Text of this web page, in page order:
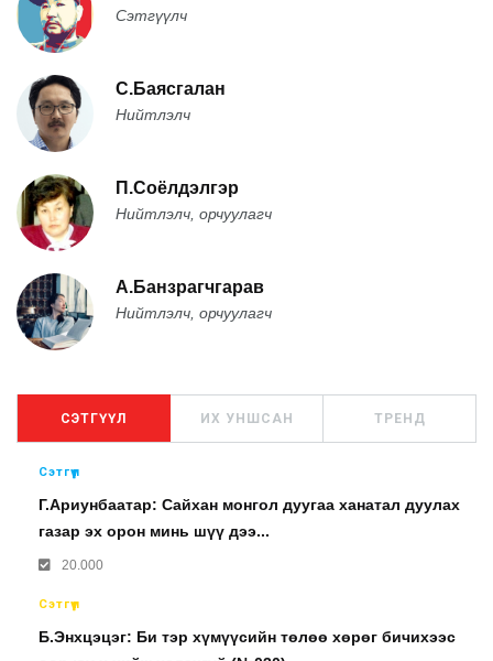
Сэтгүүлч
С.Баясгалан
Нийтлэлч
П.Соёлдэлгэр
Нийтлэлч, орчуулагч
А.Банзрагчгарав
Нийтлэлч, орчуулагч
СЭТГҮҮЛ ИХ УНШСАН ТРЕНД
Сэтгүүл
Г.Ариунбаатар: Сайхан монгол дуугаа ханатал дуулах
газар эх орон минь шүү дээ...
20.000
Сэтгүүл
Б.Энхцэцэг: Би тэр хүмүүсийн төлөө хөрөг бичихээс